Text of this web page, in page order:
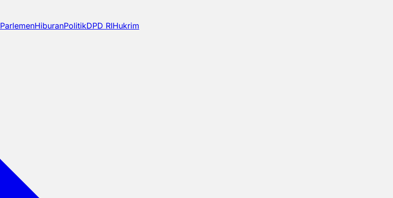
ParlemenHiburanPolitikDPD RIHukrim